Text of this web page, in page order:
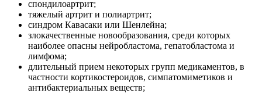
спондилоартрит;
тяжелый артрит и полиартрит;
синдром Кавасаки или Шенлейна;
злокачественные новообразования, среди которых
наиболее опасны нейробластома, гепатобластома и
лимфома;
длительный прием некоторых групп медикаментов, в
частности кортикостероидов, симпатомиметиков и
антибактериальных веществ;